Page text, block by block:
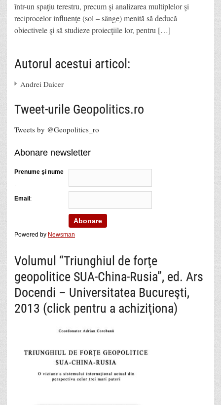
într-un spaţiu terestru, precum şi analizarea multiplelor şi
reciprocelor influenţe (sol – sânge) menită să deducă
obiectivele şi să studieze proiecţiile lor, pentru […]
Autorul acestui articol:
Andrei Daicer
Tweet-urile Geopolitics.ro
Tweets by @Geopolitics_ro
Abonare newsletter
Prenume şi nume
:
Email:
Powered by Newsman
Volumul “Triunghiul de forţe
geopolitice SUA-China-Rusia”, ed. Ars
Docendi – Universitatea Bucureşti,
2013 (click pentru a achiziţiona)